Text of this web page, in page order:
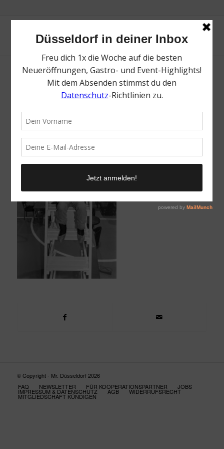
Martin_Kippenberger Museum Folkwang
1. April 2020 /
© Copyright - Mr. Düsseldorf 2026
FAQ
NEWSLETTER FÜR KOOPERATIONSPARTNER JOBS
IMPRESSUM & DATENSCHUTZ AGB WIDERRUFSRECHT
MITGLIEDSCHAFT KÜNDIGEN